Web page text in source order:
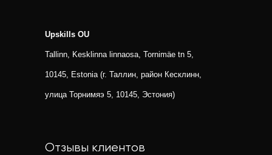
Upskills OU
Tallinn, Kesklinna linnaosa, Tornimäe tn 5,
10145, Estonia (г. Таллин, район Кесклинн,
улица Торнимяэ 5, 10145, Эстония)
Отзывы клиентов